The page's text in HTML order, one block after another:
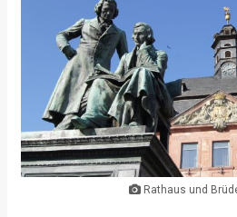
Lifestyle
Beauty
Fashion
Zdravlje
Rathaus und